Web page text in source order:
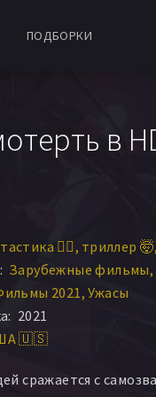
ПОДБОРКИ
в
🧙‍♀️ триллер 🤯
Зарубежные фильмы
2021 Ужасы
2021
🇺🇸
сражается с